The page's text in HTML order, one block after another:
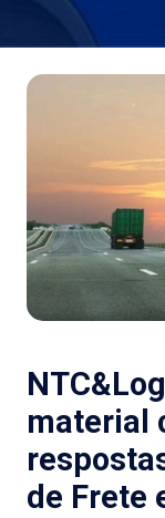
material
de Frete